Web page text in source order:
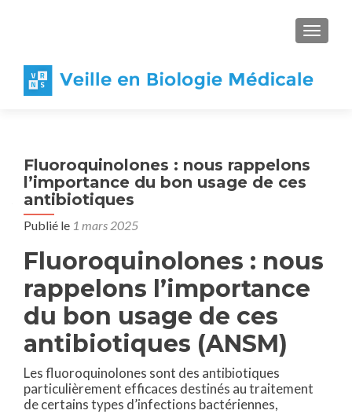
Fluoroquinolones : nous rappelons
l’importance du bon usage de ces
antibiotiques
Publié le 1 mars 2025
Fluoroquinolones : nous
rappelons l’importance
du bon usage de ces
antibiotiques (ANSM)
Les fluoroquinolones sont des antibiotiques
particulièrement efficaces destinés au traitement
de certains types d’infections bactériennes,